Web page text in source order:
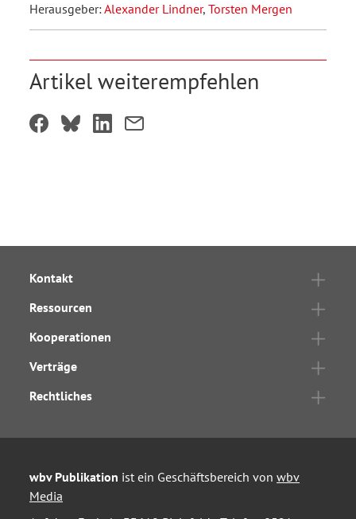
Herausgeber:Alexander Lindner, Torsten Mergen
Artikel weiterempfehlen
Kontakt
Ressourcen
Kooperationen
Verträge
Rechtliches
wbv Publikation ist ein Geschäftsbereich von wbv
Media